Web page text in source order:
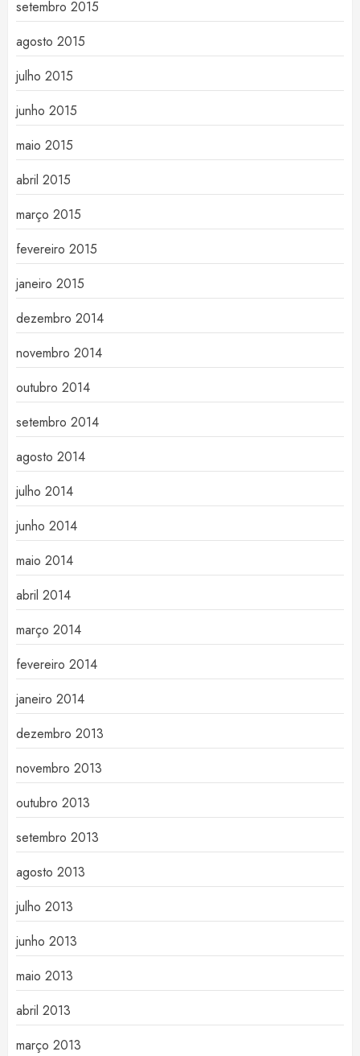
setembro 2015
agosto 2015
julho 2015
junho 2015
maio 2015
abril 2015
março 2015
fevereiro 2015
janeiro 2015
dezembro 2014
novembro 2014
outubro 2014
setembro 2014
agosto 2014
julho 2014
junho 2014
maio 2014
abril 2014
março 2014
fevereiro 2014
janeiro 2014
dezembro 2013
novembro 2013
outubro 2013
setembro 2013
agosto 2013
julho 2013
junho 2013
maio 2013
abril 2013
março 2013